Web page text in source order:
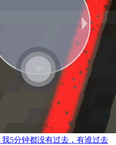
5分钟都没有过去，有谁过去